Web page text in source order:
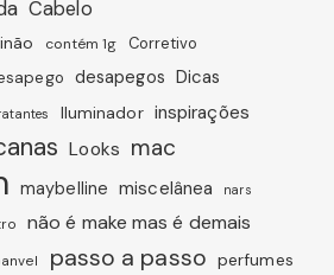
Cabelo
contém 1g Corretivo
desapegos Dicas
Iluminador inspirações
Looks mac
maybelline miscelânea nars
não é make mas é demais
passo a passo perfumes